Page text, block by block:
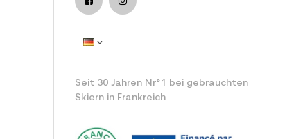
Seit 30 Jahren Nr°1 bei gebrauchten
Skiern in Frankreich